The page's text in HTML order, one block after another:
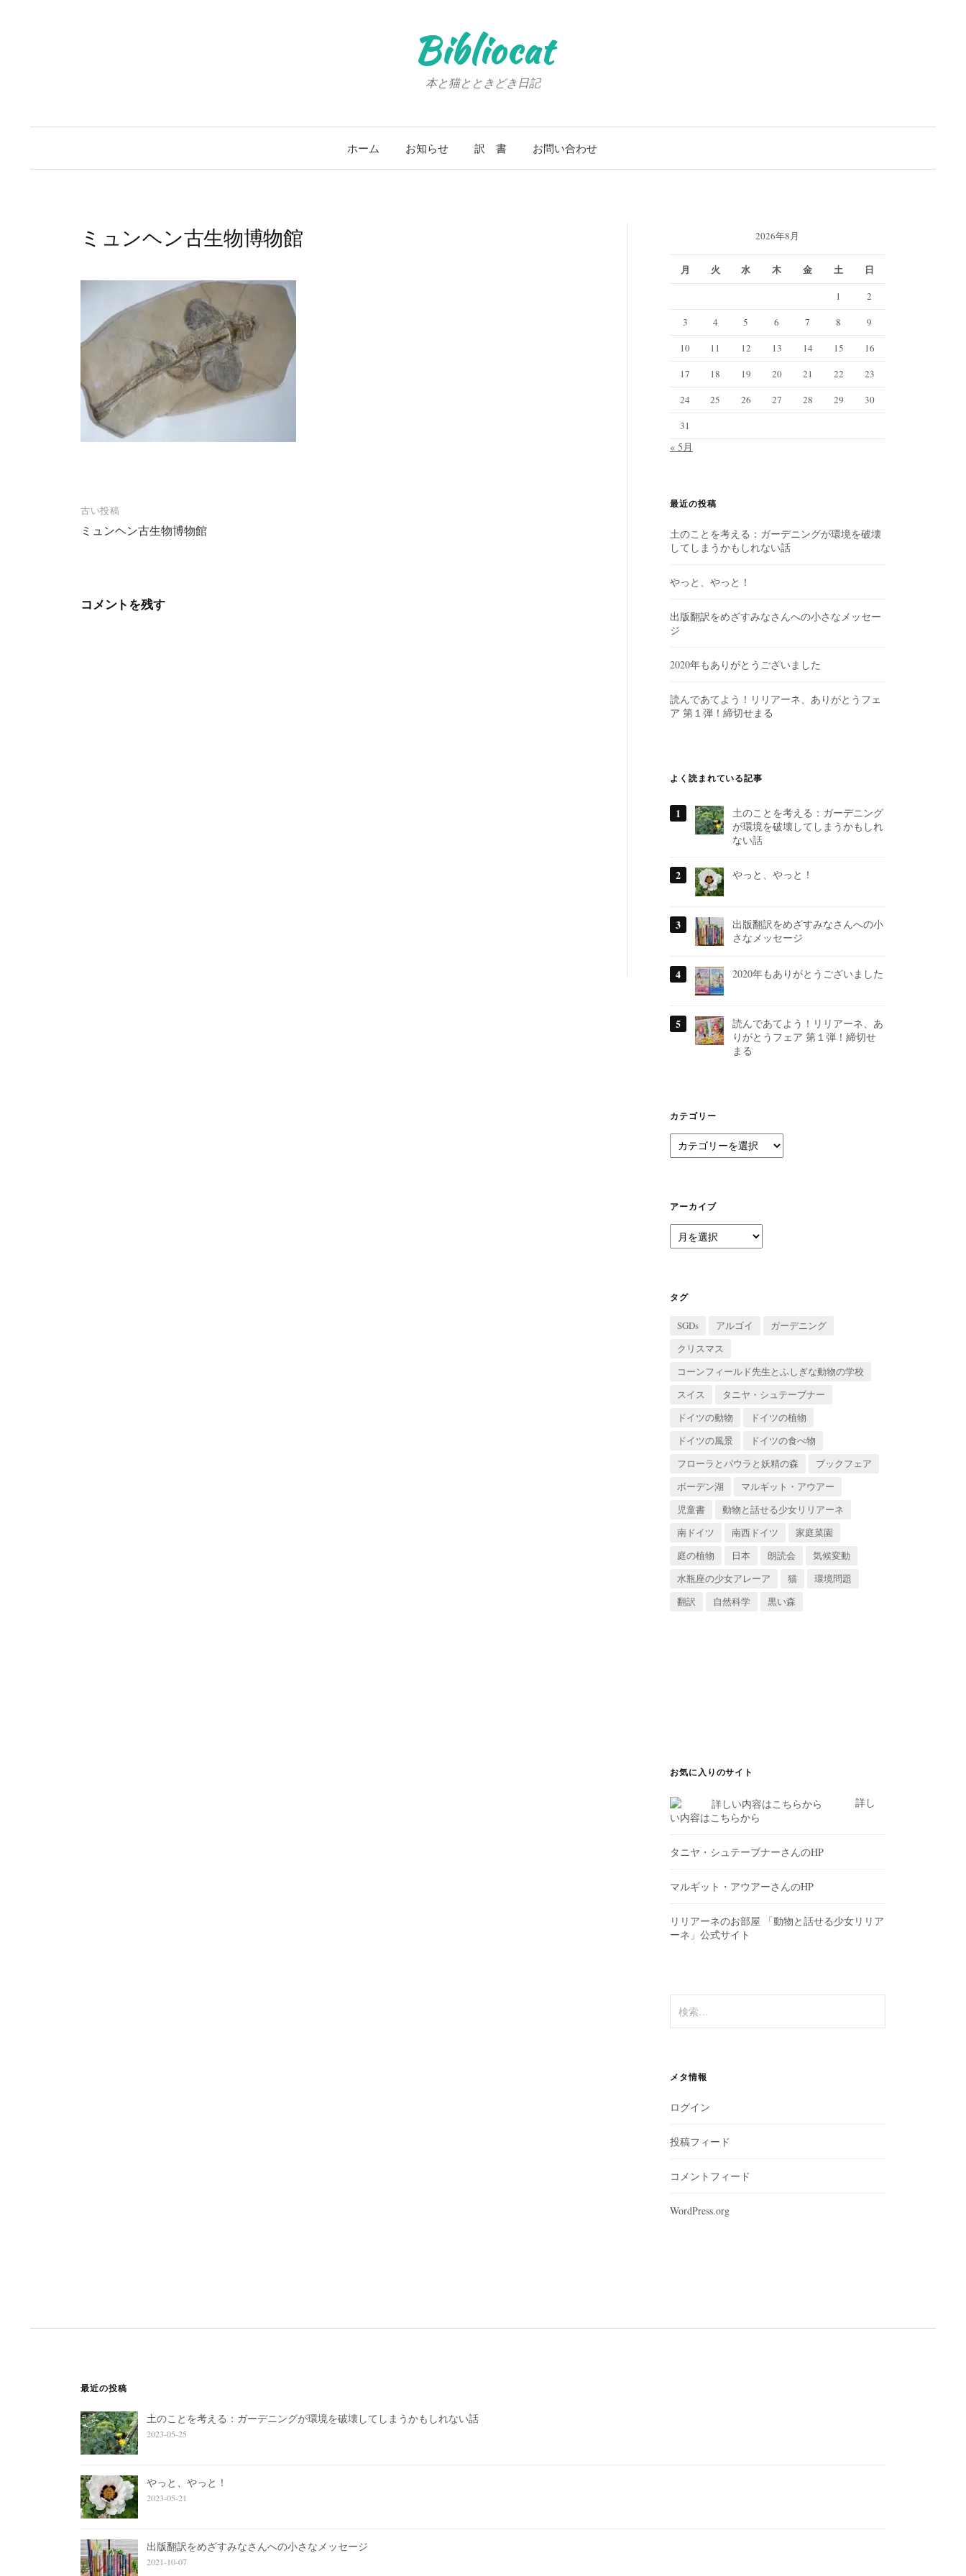
ス
Bibliocat
本と猫とときどき日記
ホーム お知らせ 訳 書 お問い合わせ
検
ミュンヘン古生物博物館
投
稿
ー
古い投稿
ミュンヘン古生物博物館
コメントを残す
2026年8月
月 火 水 木 金 土 日
1
2
3
4 5 6 7 8
9
10
11 12 13 14 15
16
17
18 19 20 21 22
23
24
25 26 27 28 29
30
31
« 5月
最近の投稿
土のことを考える：ガーデニングが環境を破壊
してしまうかもしれない話
やっと、やっと！
出版翻訳をめざすみなさんへの小さなメッセー
ジ
2020年もありがとうございました
読んであてよう！リリアーネ、ありがとうフェ
ア 第１弾！締切せまる
よく読まれている記事
土のことを考える：ガーデニング
が環境を破壊してしまうかもしれ
ない話
やっと、やっと！
出版翻訳をめざすみなさんへの小
さなメッセージ
2020年もありがとうございました
読んであてよう！リリアーネ、あ
りがとうフェア 第１弾！締切せ
まる
カテゴリー
テ
ー
アーカイブ
ー
ブ
タグ
SGDs アルゴイ
ガーデニング
クリスマス
コーンフィールド先生とふしぎな動物の学校
スイス
タニヤ・シュテーブナー
ドイツの動物
ドイツの植物
ドイツの風景
ドイツの食べ物
フローラとパウラと妖精の森
ブックフェア
ボーデン湖
マルギット・アウアー
児童書
動物と話せる少女リリアーネ
南ドイツ
南西ドイツ
家庭菜園
庭の植物
日本 朗読会
気候変動
水瓶座の少女アレーア
猫
環境問題
翻訳
自然科学 黒い森
お気に入りのサイト
詳し
い内容はこちらから
タニヤ・シュテーブナーさんのHP
マルギット・アウアーさんのHP
リリアーネのお部屋 「動物と話せる少女リリア
ーネ」公式サイト
索:
メタ情報
ログイン
投稿フィード
コメントフィード
WordPress.org
最近の投稿
土のことを考える：ガーデニングが環境を破壊してしまうかもしれない話
2023-05-25
やっと、やっと！
2023-05-21
出版翻訳をめざすみなさんへの小さなメッセージ
2021-10-07